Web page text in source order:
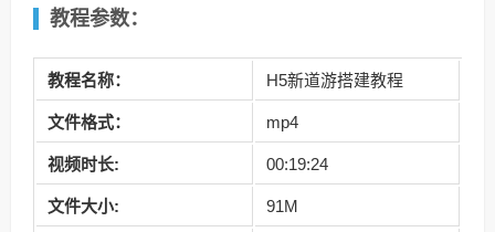
教程参数：
教程名称： H5新道游搭建教程
文件格式： mp4
视频时长: 00:19:24
文件大小: 91M